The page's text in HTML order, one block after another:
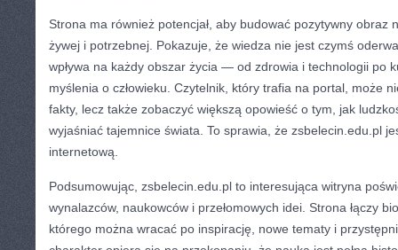
Strona ma również potencjał, aby budować pozytywny obraz
żywej i potrzebnej. Pokazuje, że wiedza nie jest czymś
wpływa na każdy obszar życia — od zdrowia i technologii po
myślenia o człowieku. Czytelnik, który trafia na portal, może
fakty, lecz także zobaczyć większą opowieść o tym, jak
wyjaśniać tajemnice świata. To sprawia, że zsbelecin.edu.pl
internetową.
Podsumowując, zsbelecin.edu.pl to interesująca witryna
wynalazców, naukowców i przełomowych idei. Strona łączy
którego można wracać po inspirację, nowe tematy i